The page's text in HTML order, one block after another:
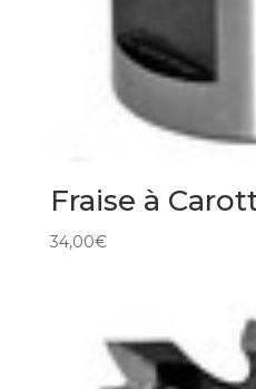
Fraise à
34,00€